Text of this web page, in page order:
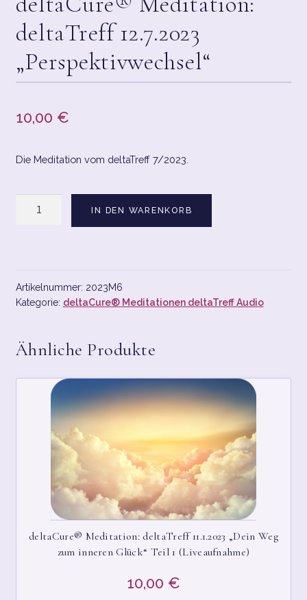
CART
CHECKOUT
DATENSCHUTZERKLÄRUNG
KASSE
MEIN KONTO
MY ACCOUNT
PRIVACY POLICY
RTL TESTED
SHOP
SHOP
STARTSEITE
deltaTreff 12.7.2023
„Perspektivwechsel“
10,00 €
Die Meditation vom deltaTreff 7/2023.
Menge
IN DEN WARENKORB
Artikelnummer: 2023M6
Kategorie: deltaCure® Meditationen deltaTreff Audio
Ähnliche Produkte
deltaCure® Meditation: deltaTreff 11.1.2023 „Dein Weg
zum inneren Glück“ Teil 1 (Liveaufnahme)
10,00 €